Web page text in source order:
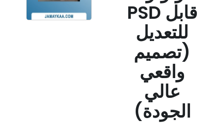
PSD قابل
للتعديل
(تصميم
واقعي
عالي
الجودة)